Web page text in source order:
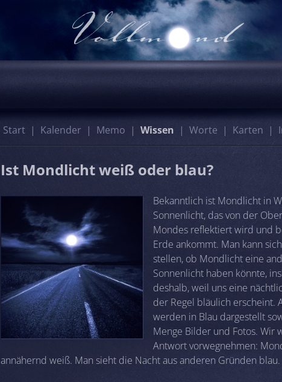
Start Kalender Memo Wissen Worte Karten
Ist Mondlicht weiß oder blau?
Bekanntlich ist Mondlicht in
Sonnenlicht, das von der
Mondes reflektiert wird und
Erde ankommt. Man kann
stellen, ob Mondlicht eine
Sonnenlicht haben könnte,
deshalb, weil uns eine
der Regel bläulich erscheint.
werden in Blau dargestellt
Menge Bilder und Fotos. Wir
Antwort vorwegnehmen:
annähernd weiß. Man sieht die Nacht aus anderen Gründen blau.